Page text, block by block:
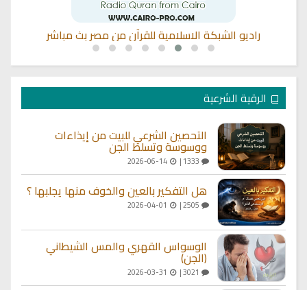
راديو الشبكة الاسلامية للقرآن من مصر بث مباشر
الرقية الشرعية
التحصين الشرعي للبيت من إيذاءات
ووسوسة وتسلط الجن
2026-06-14
هل التفكير بالعين والخوف منها يجلبها ؟
الوسواس القهري والمس الشيطاني
(الجن)